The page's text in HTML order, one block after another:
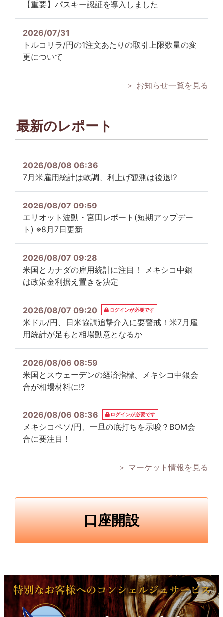
【重要】パスキー認証を導入しました
2026/07/31
トルコリラ/円の1注文あたりの取引上限数量の変
更について
＞ お知らせ一覧を見る
最新のレポート
2026/08/08 06:36
7月米雇用統計は軟調、利上げ観測は後退⁉
2026/08/07 09:59
エリオット波動・宮田レポート(短期アップデー
ト) ※8月7日更新
2026/08/07 09:28
米国とカナダの雇用統計に注目！ メキシコ中銀
は政策金利据え置きを決定
2026/08/07 09:20 ログインが必要です
米ドル/円、日米協調追撃介入に要警戒！米7月雇
用統計が足もと相場動意となるか
2026/08/06 08:59
米国とスウェーデンの経済指標、メキシコ中銀会
合が相場材料に!?
2026/08/06 08:36 ログインが必要です
メキシコペソ/円、一旦の底打ちを示唆？BOM会
合に要注目！
＞ マーケット情報を見る
口座開設